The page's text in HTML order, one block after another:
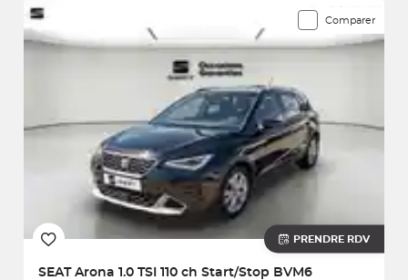
Comparer
PRENDRE RDV
SEAT Arona 1.0 TSI 110 ch Start/Stop BVM6